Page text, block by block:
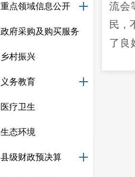
重点领域信息公开
政府采购及购买服务
乡村振兴
义务教育
医疗卫生
生态环境
县级财政预决算
流会
民，
了良